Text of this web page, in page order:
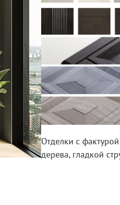
Отделки с
дерева, гладкой